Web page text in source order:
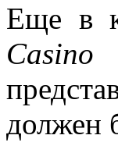
Еще в
должен